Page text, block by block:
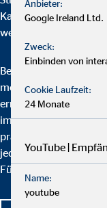
Karriereplan hat jeder
weiterzuentwickeln.
Bei OVB durchläuft
mehrstufigen
ermöglicht. Das
immer an
praktische
jeder unserer Berater
Führungskraft.
Anbieter:
Google Ireland Ltd.
Zweck:
Einbinden von
Cookie Laufzeit:
24 Monate
YouTube |
Name:
youtube